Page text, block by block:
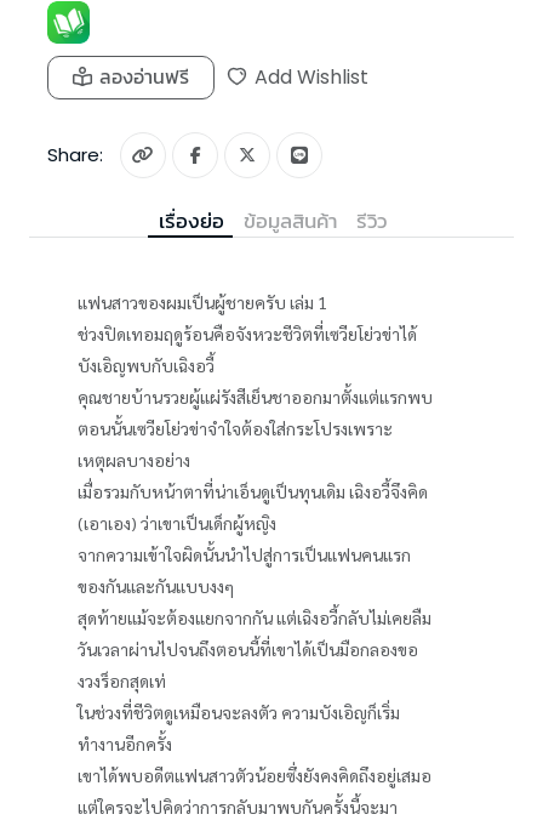
ลองอ่านฟรี Add Wishlist
Share:
เรื่องย่อ ข้อมูลสินค้า รีวิว
แฟนสาวของผมเป็นผู้ชายครับ เล่ม 1
ช่วงปิดเทอมฤดูร้อนคือจังหวะชีวิตที่เซวียโย่วข่าได้
บังเอิญพบกับเฉิงอวี้
คุณชายบ้านรวยผู้แผ่รังสีเย็นชาออกมาตั้งแต่แรกพบ
ตอนนั้นเซวียโย่วข่าจำใจต้องใส่กระโปรงเพราะ
เหตุผลบางอย่าง
เมื่อรวมกับหน้าตาที่น่าเอ็นดูเป็นทุนเดิม เฉิงอวี้จึงคิด
(เอาเอง) ว่าเขาเป็นเด็กผู้หญิง
จากความเข้าใจผิดนั้นนำไปสู่การเป็นแฟนคนแรก
ของกันและกันแบบงงๆ
สุดท้ายแม้จะต้องแยกจากกัน แต่เฉิงอวี้กลับไม่เคยลืม
วันเวลาผ่านไปจนถึงตอนนี้ที่เขาได้เป็นมือกลองขอ
งวงร็อกสุดเท่
ในช่วงที่ชีวิตดูเหมือนจะลงตัว ความบังเอิญก็เริ่ม
ทำงานอีกครั้ง
เขาได้พบอดีตแฟนสาวตัวน้อยซึ่งยังคงคิดถึงอยู่เสมอ
แต่ใครจะไปคิดว่าการกลับมาพบกันครั้งนี้จะมา